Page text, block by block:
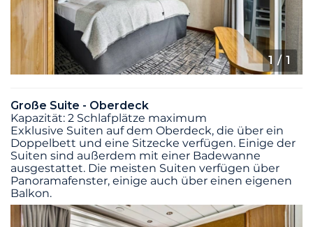
1 / 1
Große Suite - Oberdeck
Kapazität: 2 Schlafplätze maximum
Exklusive Suiten auf dem Oberdeck, die über ein
Doppelbett und eine Sitzecke verfügen. Einige der
Suiten sind außerdem mit einer Badewanne
ausgestattet. Die meisten Suiten verfügen über
Panoramafenster, einige auch über einen eigenen
Balkon.